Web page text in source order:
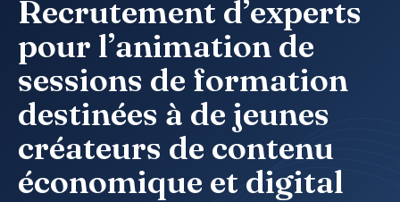
Recrutement d’experts
pour l’animation de
sessions de formation
destinées à de jeunes
créateurs de contenu
économique et digital